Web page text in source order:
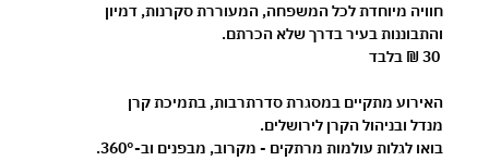
חוויה מיוחדת לכל המשפחה, המעוררת סקרנות, דמיון
והתבוננות בעיר בדרך שלא הכרתם.
30 ₪ בלבד
האירוע מתקיים במסגרת סדרתרבות, בתמיכת קרן
מנדל ובניהול הקרן לירושלים.
בואו לגלות עולמות מרתקים - מקרוב, מבפנים וב-360°.